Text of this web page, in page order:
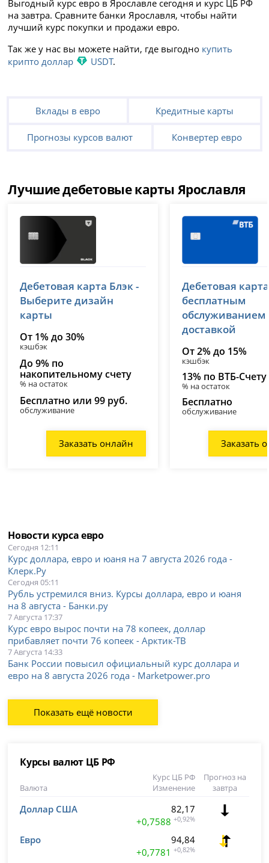
Выгодный курс евро в Ярославле сегодня и курс ЦБ РФ
на завтра. Сравните банки Ярославля, чтобы найти
лучший курс покупки и продажи евро.
Так же у нас вы можете найти, где выгодно купить
крипто доллар
USDT.
Вклады в евро Кредитные карты
Прогнозы курсов валют Конвертер евро
Лучшие дебетовые карты Ярославля
лицензия № 2673
Дебетовая карта Блэк -
Выберите дизайн
карты
От 1% до 30%
кэшбэк
До 9% по
накопительному счету
% на остаток
Бесплатно или 99 руб.
обслуживание
Заказать онлайн
лицензия № 1000
Дебетовая
бесплатным
обслуживанием
доставкой
От 2% до 15%
кэшбэк
13% по ВТБ-Счету
% на остаток
Бесплатно
обслуживание
Заказать
Новости курса евро
Сегодня 12:11
Курс доллара, евро и юаня на 7 августа 2026 года -
Клерк.Ру
Сегодня 05:11
Рубль устремился вниз. Курсы доллара, евро и юаня
на 8 августа - Банки.ру
7 Августа 17:37
Курс евро вырос почти на 78 копеек, доллар
прибавляет почти 76 копеек - Арктик-ТВ
7 Августа 14:33
Банк России повысил официальный курс доллара и
евро на 8 августа 2026 года - Marketpower.pro
Показать ещё новости
Курсы валют ЦБ РФ
Валюта
Курс ЦБ РФ
Изменение
Прогноз на
завтра
Доллар США
82,17
+0,7588 +0,92%
Евро
94,84
+0,7781 +0,82%